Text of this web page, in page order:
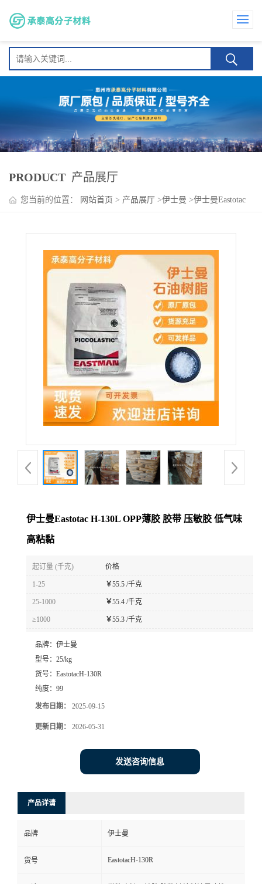
PRODUCT 产品展厅
您当前的位置： 网站首页 > 产品展厅 >伊士曼 >伊士曼Eastotac
伊士曼Eastotac H-130L OPP薄胶 胶带 压敏胶 低气味
高粘黏
起订量 (千克) 价格
1-25 ￥55.5 /千克
25-1000 ￥55.4 /千克
≥1000 ￥55.3 /千克
品牌： 伊士曼
型号： 25/kg
货号： EastotacH-130R
纯度： 99
发布日期： 2025-09-15
更新日期： 2026-05-31
发送咨询信息
产品详请
品牌 伊士曼
货号 EastotacH-130R